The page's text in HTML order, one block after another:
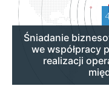
Śniadanie
we współpracy
realizacji